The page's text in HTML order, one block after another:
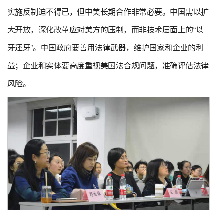
实施反制迫不得已，但中美长期合作非常必要。中国需以扩
大开放，深化改革应对美方的压制，而非技术层面上的“以
牙还牙”。中国政府要善用法律武器，维护国家和企业的利
益；企业和实体要高度重视美国法合规问题，准确评估法律
风险。